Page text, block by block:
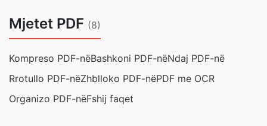
Mjetet PDF (8)
Kompreso PDF-nëBashkoni PDF-nëNdaj PDF-në
Rrotullo PDF-nëZhblloko PDF-nëPDF me OCR
Organizo PDF-nëFshij faqet